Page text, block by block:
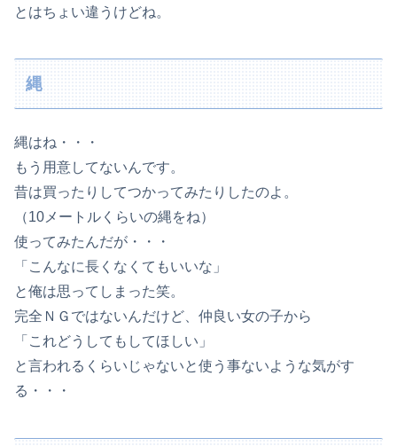
とはちょい違うけどね。
縄
縄はね・・・
もう用意してないんです。
昔は買ったりしてつかってみたりしたのよ。
（10メートルくらいの縄をね）
使ってみたんだが・・・
「こんなに長くなくてもいいな」
と俺は思ってしまった笑。
完全ＮＧではないんだけど、仲良い女の子から
「これどうしてもしてほしい」
と言われるくらいじゃないと使う事ないような気がす
る・・・